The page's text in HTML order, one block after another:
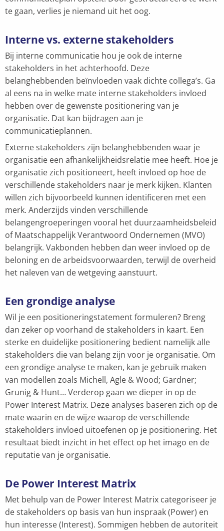
te gaan, verlies je niemand uit het oog.
Interne vs. externe stakeholders
Bij interne communicatie hou je ook de interne
stakeholders in het achterhoofd. Deze
belanghebbenden beïnvloeden vaak dichte collega’s. Ga
al eens na in welke mate interne stakeholders invloed
hebben over de gewenste positionering van je
organisatie. Dat kan bijdragen aan je
communicatieplannen.
Externe stakeholders zijn belanghebbenden waar je
organisatie een afhankelijkheidsrelatie mee heeft. Hoe je
organisatie zich positioneert, heeft invloed op hoe de
verschillende stakeholders naar je merk kijken. Klanten
willen zich bijvoorbeeld kunnen identificeren met een
merk. Anderzijds vinden verschillende
belangengroeperingen vooral het duurzaamheidsbeleid
of Maatschappelijk Verantwoord Ondernemen (MVO)
belangrijk. Vakbonden hebben dan weer invloed op de
beloning en de arbeidsvoorwaarden, terwijl de overheid
het naleven van de wetgeving aanstuurt.
Een grondige analyse
Wil je een positioneringstatement formuleren? Breng
dan zeker op voorhand de stakeholders in kaart. Een
sterke en duidelijke positionering bedient namelijk alle
stakeholders die van belang zijn voor je organisatie. Om
een grondige analyse te maken, kan je gebruik maken
van modellen zoals Michell, Agle & Wood; Gardner;
Grunig & Hunt… Verderop gaan we dieper in op de
Power Interest Matrix. Deze analyses baseren zich op de
mate waarin en de wijze waarop de verschillende
stakeholders invloed uitoefenen op je positionering. Het
resultaat biedt inzicht in het effect op het imago en de
reputatie van je organisatie.
De Power Interest Matrix
Met behulp van de Power Interest Matrix categoriseer je
de stakeholders op basis van hun inspraak (Power) en
hun interesse (Interest). Sommigen hebben de autoriteit